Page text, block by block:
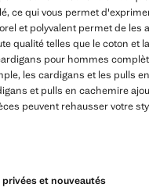
ce qui vous permet
et polyvalent permet de les
qualité telles que le coton et
pour hommes
les cardigans et les pulls
et pulls en cachemire
peuvent rehausser votre
et nouveautés